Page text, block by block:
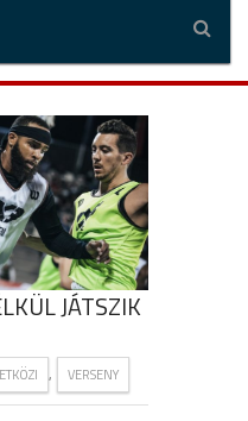
JÁTSZIK
, VERSENY